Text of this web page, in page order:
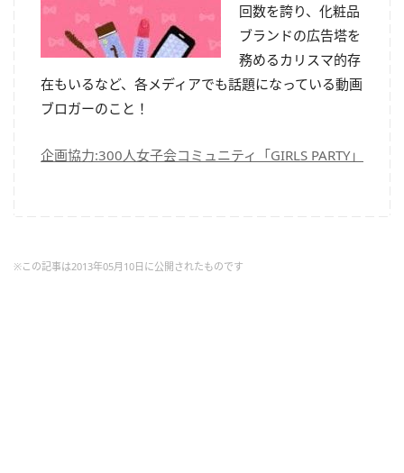
回数を誇り、化粧品
ブランドの広告塔を
務めるカリスマ的存
在もいるなど、各メディアでも話題になっている動画
ブロガーのこと！
企画協力:300人女子会コミュニティ「GIRLS PARTY」
※この記事は2013年05月10日に公開されたものです